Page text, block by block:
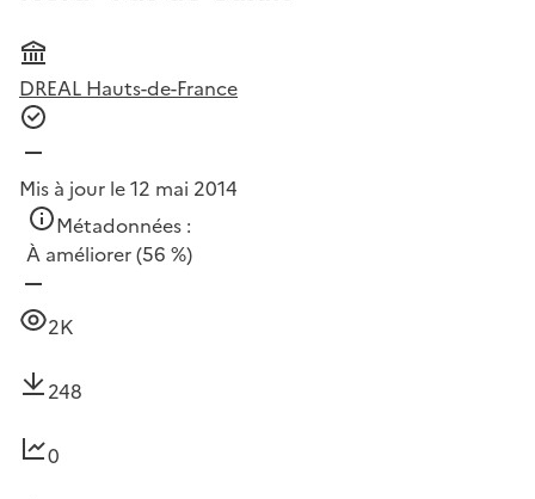
DREAL Hauts-de-France
Mis à jour le 12 mai 2014
Métadonnées :
À améliorer(56 %)
2K
248
0